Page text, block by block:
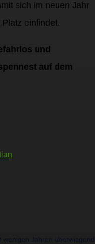
sich im neuen Jahr
einfindet.
und
auf dem
wenigen Jahren überwiegend